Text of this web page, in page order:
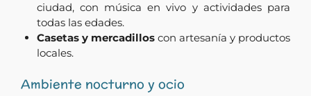
ciudad, con música en vivo y actividades para
todas las edades.
Casetas y mercadilloscon artesanía y productos
locales.
Ambiente nocturno y ocio